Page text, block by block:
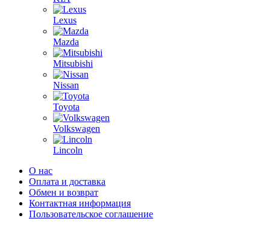
Lexus
Mazda
Mitsubishi
Nissan
Toyota
Volkswagen
Lincoln
О нас
Оплата и доставка
Обмен и возврат
Контактная информация
Пользовательское соглашение